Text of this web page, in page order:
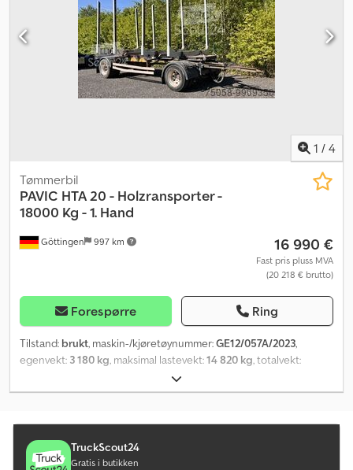
1 / 4
Göttingen 997 km
Tømmerbil
PAVIC HTA 20 - Holzransporter -
18000 Kg - 1. Hand
16 990 €
Fast pris pluss MVA
(20 218 € brutto)
Forespørre Ring
Tilstand: brukt, maskin-/kjøretøynummer:GE12/057A/2023,
egenvekt: 3 180 kg , maksimal lastevekt:14 820 kg , totalvekt:
2 aksler
02/2019, Utstyr:sentral svingplate,
TruckScout24
Gratis i butikken